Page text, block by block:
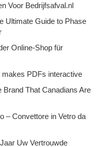
Voor Bedrijfsafval.nl
Ultimate Guide to Phase
Online-Shop für
makes PDFs interactive
Brand That Canadians Are
– Convettore in Vetro da
Uw Vertrouwde